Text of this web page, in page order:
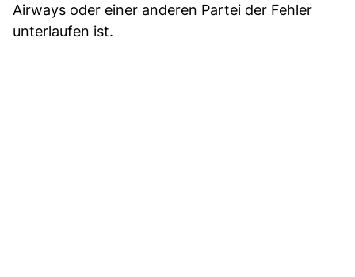
Airways oder einer anderen Partei der Fehler
unterlaufen ist.